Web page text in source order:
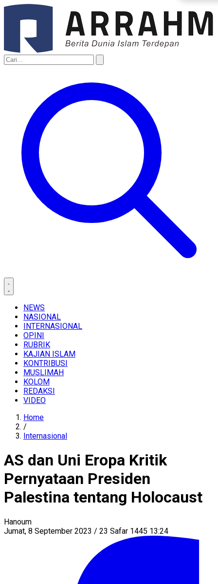
NEWS
NASIONAL
INTERNASIONAL
OPINI
RUBRIK
KAJIAN ISLAM
KONTRIBUSI
MUSLIMAH
KOLOM
REDAKSI
VIDEO
Home
/
Internasional
AS dan Uni Eropa Kritik
Pernyataan Presiden
Palestina tentang Holocaust
Hanoum
Jumat, 8 September 2023 / 23 Safar 1445 13:24